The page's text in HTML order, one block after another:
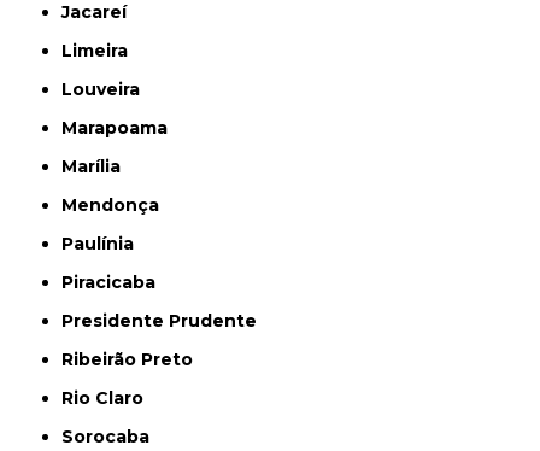
Jacareí
Limeira
Louveira
Marapoama
Marília
Mendonça
Paulínia
Piracicaba
Presidente Prudente
Ribeirão Preto
Rio Claro
Sorocaba